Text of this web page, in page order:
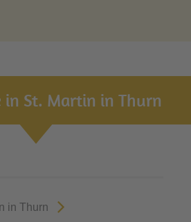
St. Martin in Thurn
in Thurn